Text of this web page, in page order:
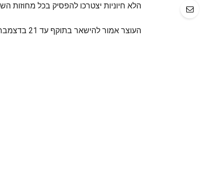
הלא חיוניות יצטרכו להפסיק בכל מחוזות
העוצר אמור להישאר בתוקף עד 21 בדצמבר בשעה 5 בבוקר.